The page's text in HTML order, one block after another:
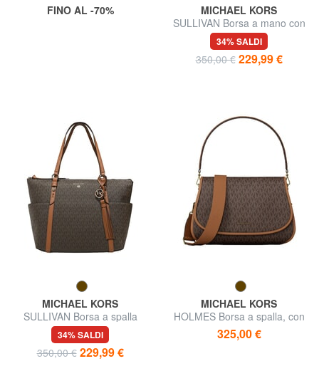
FINO AL -70%
MICHAEL KORS
SULLIVAN Borsa a mano con
tracolla
34% SALDI
350,00 € 229,99 €
MICHAEL KORS
SULLIVAN Borsa a spalla
34% SALDI
350,00 € 229,99 €
MICHAEL KORS
HOLMES Borsa a spalla, con
tracolla
325,00 €